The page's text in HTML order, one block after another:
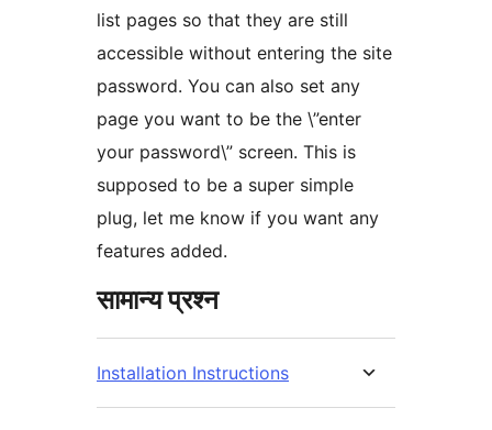
list pages so that they are still
accessible without entering the site
password. You can also set any
page you want to be the \”enter
your password\” screen. This is
supposed to be a super simple
plug, let me know if you want any
features added.
सामान्य प्रश्न
Installation Instructions